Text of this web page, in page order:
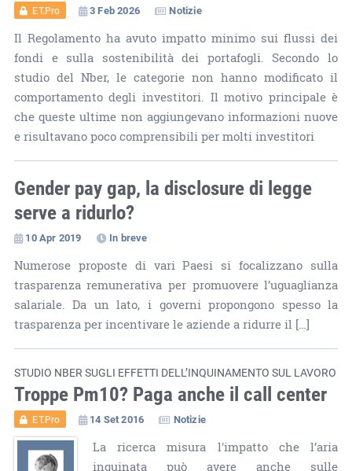
ET.Pro 3 Feb 2026 Notizie
Il Regolamento ha avuto impatto minimo sui flussi dei
fondi e sulla sostenibilità dei portafogli. Secondo lo
studio del Nber, le categorie non hanno modificato il
comportamento degli investitori. Il motivo principale è
che queste ultime non aggiungevano informazioni nuove
e risultavano poco comprensibili per molti investitori
Gender pay gap, la disclosure di legge
serve a ridurlo?
10 Apr 2019 In breve
Numerose proposte di vari Paesi si focalizzano sulla
trasparenza remunerativa per promuovere l’uguaglianza
salariale. Da un lato, i governi propongono spesso la
trasparenza per incentivare le aziende a ridurre il […]
STUDIO NBER SUGLI EFFETTI DELL’INQUINAMENTO SUL LAVORO
Troppe Pm10? Paga anche il call center
ET.Pro 14 Set 2016 Notizie
La ricerca misura l'impatto che l’aria
inquinata può avere anche sulle